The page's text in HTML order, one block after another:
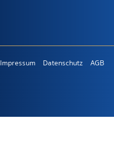
Impressum Datenschutz AGB